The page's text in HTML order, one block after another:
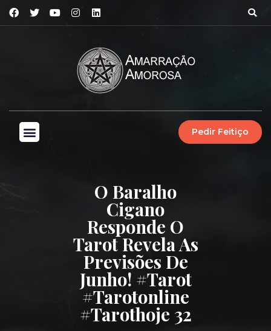
Pedir Feitiço
O Baralho
Cigano
Responde O
Tarot Revela As
Previsões De
Junho! #tarot
#tarotonline
#tarothoje 32